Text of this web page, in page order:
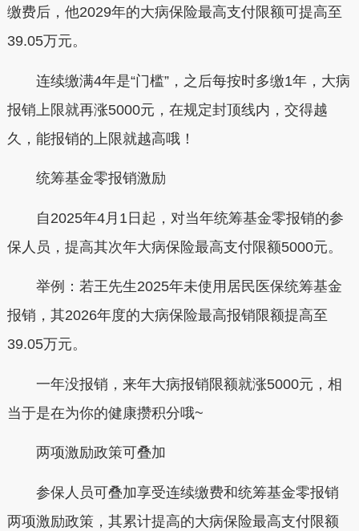
缴费后，他2029年的大病保险最高支付限额可提高至
39.05万元。
连续缴满4年是“门槛”，之后每按时多缴1年，大病
报销上限就再涨5000元， 在规定封顶线内，交得越
久，能报销的上限就越高哦！
统筹基金零报销激励
自2025年4月1日起，对当年统筹基金零报销的参
保人员，提高其次年大病保险最高支付限额5000元。
举例： 若王先生2025年未使用居民医保统筹基金
报销，其2026年度的大病保险最高报销限额提高至
39.05万元。
一年没报销，来年大病报销限额就涨5000元，相
当于是在为你的健康攒积分哦~
两项激励政策可叠加
参保人员可叠加享受连续缴费和统筹基金零报销
两项激励政策，其累计提高的大病保险最高支付限额